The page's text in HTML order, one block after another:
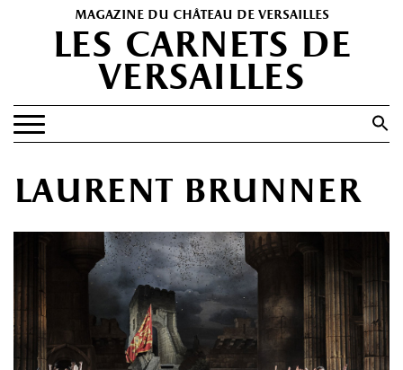
magazine du château de versailles
les carnets de
versailles
Search Button
PATRIMOINE
SPECTACLES
PORTFOLIOS
HISTOIRE(S)
LES +
laurent brunner